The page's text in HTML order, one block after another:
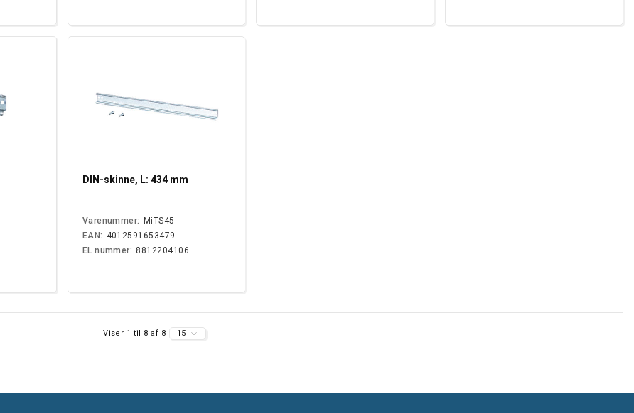
DIN-skinne, L: 434 mm
Varenummer:
MiTS45
EAN: 4012591653479
EL nummer: 8812204106
Viser 1 til 8 af 8 15